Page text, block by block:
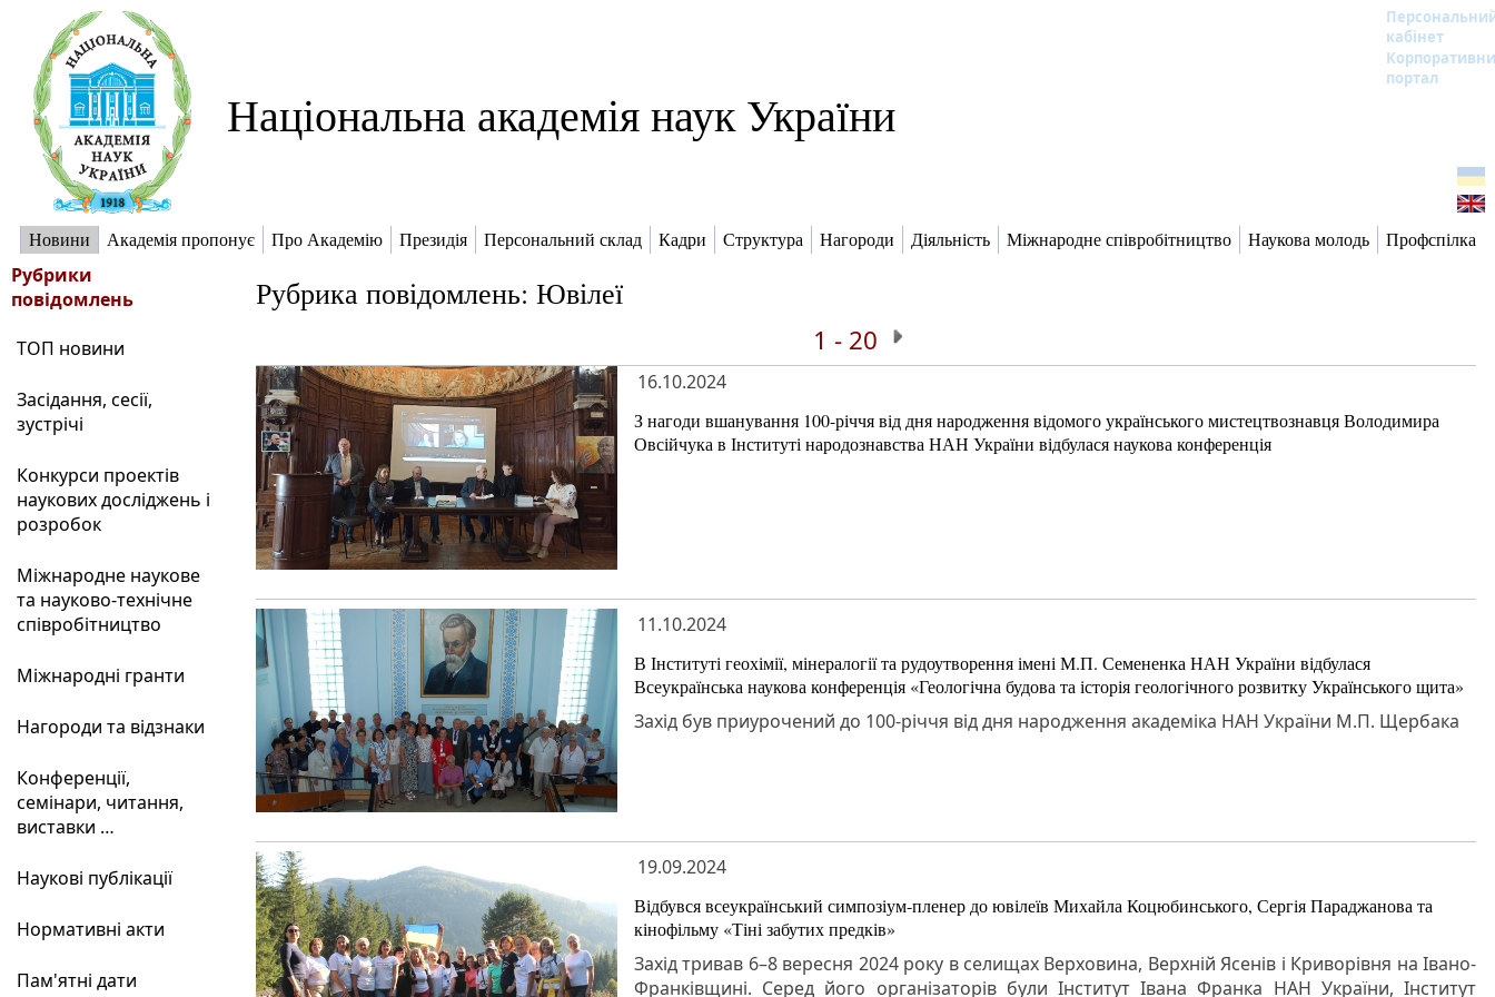
кабінет
портал
Національна академія наук України
Новини Академія пропонує Про Академію Президія Персональний склад Кадри Структура Нагороди Діяльність Міжнародне співробітництво Наукова молодь Профспілка
Рубрики
повідомлень
ТОП новини
Засідання, сесії,
зустрічі
Конкурси проектів
наукових досліджень і
розробок
Міжнародне наукове
та науково-технічне
співробітництво
Міжнародні гранти
Нагороди та відзнаки
Конференції,
семінари, читання,
виставки …
Наукові публікації
Нормативні акти
Пам'ятні дати
Рубрика повідомлень: Ювілеї
1 - 20
16.10.2024
З нагоди вшанування 100-річчя від дня народження відомого українського мистецтвознавця Володимира
Овсійчука в Інституті народознавства НАН України відбулася наукова конференція
11.10.2024
В Інституті геохімії, мінералогії та рудоутворення імені М.П. Семененка НАН України відбулася
Всеукраїнська наукова конференція «Геологічна будова та історія геологічного розвитку Українського щита»
Захід був приурочений до 100-річчя від дня народження академіка НАН України М.П. Щербака
19.09.2024
Відбувся всеукраїнський симпозіум-пленер до ювілеїв Михайла Коцюбинського, Сергія Параджанова та
кінофільму «Тіні забутих предків»
Захід тривав 6–8 вересня 2024 року в селищах Верховина, Верхній Ясенів і Криворівня на Івано-
Франківщині. Серед його організаторів були Інститут Івана Франка НАН України, Інститут